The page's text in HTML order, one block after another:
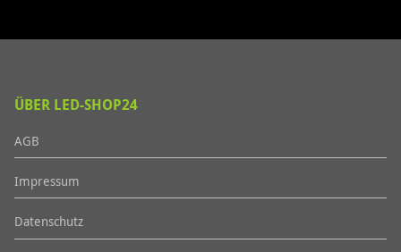
ÜBER LED-SHOP24
AGB
Impressum
Datenschutz